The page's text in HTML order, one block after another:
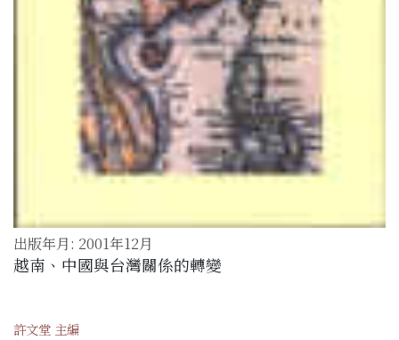
出版年月: 2001年12月
越南、中國與台灣關係的轉變
許文堂 主編